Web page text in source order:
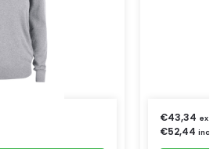
€43,34 ex.
€52,44 incl.